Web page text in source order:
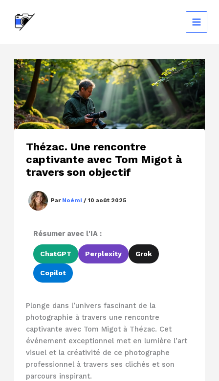
contenu
Thézac. Une rencontre
captivante avec Tom Migot à
travers son objectif
Par Noémi /10 août 2025
Résumer avec l'IA :
ChatGPT Perplexity Grok
Copilot
Plonge dans l’univers fascinant de la
photographie à travers une rencontre
captivante avec Tom Migot à Thézac. Cet
événement exceptionnel met en lumière l’art
visuel et la créativité de ce photographe
professionnel à travers ses clichés et son
parcours inspirant.